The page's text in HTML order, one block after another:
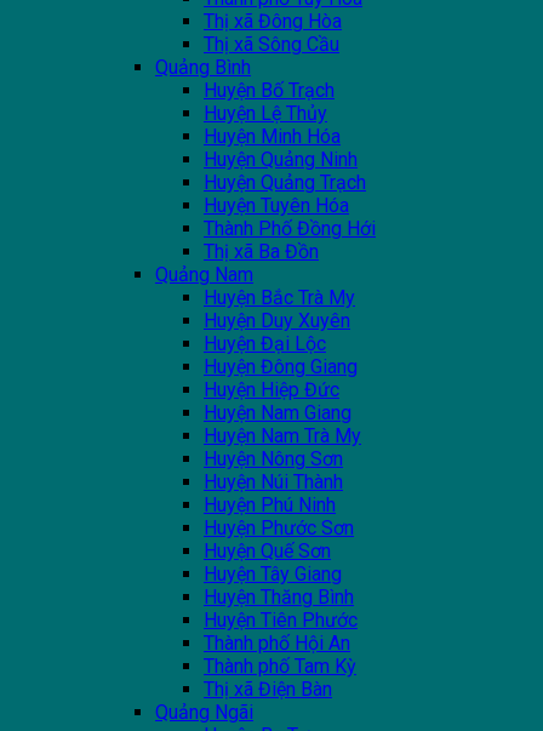
Thị xã Đông Hòa
Thị xã Sông Cầu
Quảng Bình
Huyện Bố Trạch
Huyện Lệ Thủy
Huyện Minh Hóa
Huyện Quảng Ninh
Huyện Quảng Trạch
Huyện Tuyên Hóa
Thành Phố Đồng Hới
Thị xã Ba Đồn
Quảng Nam
Huyện Bắc Trà My
Huyện Duy Xuyên
Huyện Đại Lộc
Huyện Đông Giang
Huyện Hiệp Đức
Huyện Nam Giang
Huyện Nam Trà My
Huyện Nông Sơn
Huyện Núi Thành
Huyện Phú Ninh
Huyện Phước Sơn
Huyện Quế Sơn
Huyện Tây Giang
Huyện Thăng Bình
Huyện Tiên Phước
Thành phố Hội An
Thành phố Tam Kỳ
Thị xã Điện Bàn
Quảng Ngãi